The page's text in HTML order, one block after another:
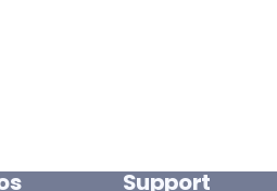
Support